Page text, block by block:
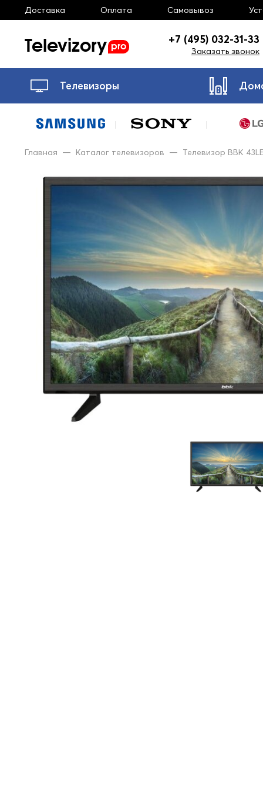
Доставка Оплата Самовывоз
Televizory pro +7 (495) 032-31-33
Заказать звонок
Телевизоры
Главная — Каталог телевизоров — Телевизор BBK